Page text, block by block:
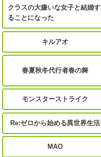
クラスの大嫌いな女子と結婚す
ることになった
キルアオ
春夏秋冬代行者春の舞
モンスターストライク
Re:ゼロから始める異世界生活
MAO